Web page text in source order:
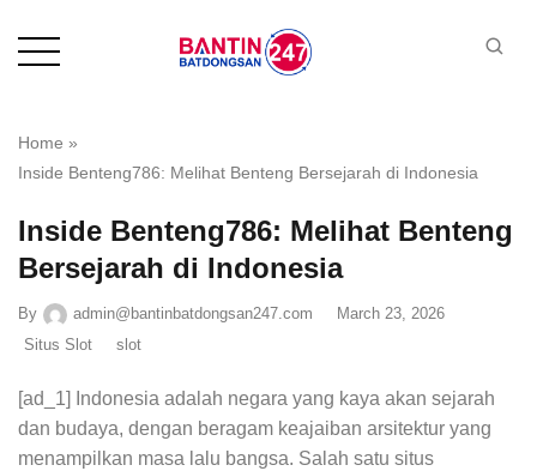
Home »
Inside Benteng786: Melihat Benteng Bersejarah di Indonesia
Inside Benteng786: Melihat Benteng
Bersejarah di Indonesia
By admin@bantinbatdongsan247.com
March 23, 2026
Situs Slot
slot
[ad_1] Indonesia adalah negara yang kaya akan sejarah
dan budaya, dengan beragam keajaiban arsitektur yang
menampilkan masa lalu bangsa. Salah satu situs